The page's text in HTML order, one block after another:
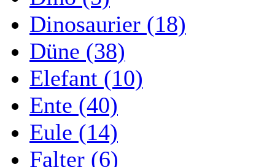
Dinosaurier (18)
Düne (38)
Elefant (10)
Ente (40)
Eule (14)
Falter (6)